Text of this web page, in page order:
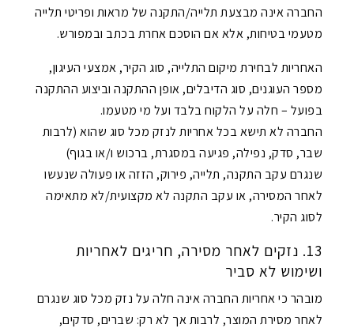
החברה אינה מבצעת תלייה/התקנה של מראות ופריטי תלייה
מטעמי בטיחות, אלא אם הוסכם אחרת בכתב ובמפורש.
האחריות לבחירת מיקום התלייה, סוג הקיר, אמצעי העיגון,
מספר העוגנים, סוג הדיבלים, אופן ההתקנה וביצוע ההתקנה
בפועל – חלה על הלקוח בלבד ועל מי מטעמו.
החברה לא תישא בכל אחריות לנזק מכל סוג שהוא (לרבות
שבר, סדק, נפילה, פגיעה במסגרת, ברכוש ו/או בגוף)
שנגרם עקב התקנה, תלייה, פירוק, הזזה או פעולה שנעשו
לאחר המסירה, או עקב התקנה לא מקצועית/לא מתאימה
לסוג הקיר.
13. נזקים לאחר מסירה, חריגים לאחריות
ושימוש לא סביר
מובהר כי אחריות החברה אינה חלה על נזק מכל סוג שנגרם
לאחר מסירת המוצר, לרבות אך לא רק: שברים, סדקים,